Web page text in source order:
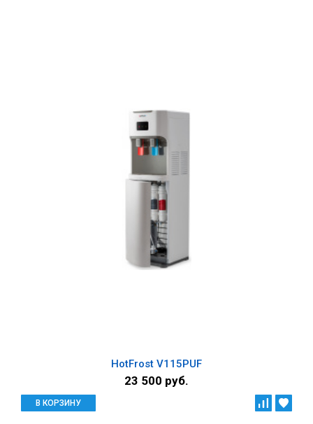
HotFrost V115PUF
23 500 руб.
В КОРЗИНУ